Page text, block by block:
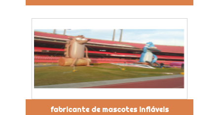
fabricante de mascotes infláveis